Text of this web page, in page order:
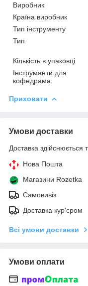
Виробник
Країна виробник
Тип інструменту
Тип
Кількість в упаковці
Інструманти для
кофедрама
Приховати
Умови доставки
Доставка здійснюється
Нова Пошта
Магазини Rozetka
Самовивіз
Доставка кур'єром
Всі умови доставки
Умови оплати